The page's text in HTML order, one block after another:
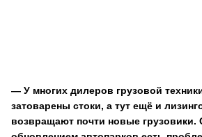
— У многих дилеров грузовой
затоварены стоки, а тут ещё и
возвращают почти новые грузовики.